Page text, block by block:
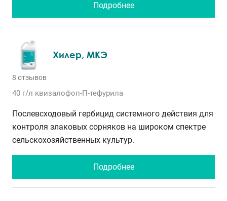
Подробнее
Хилер, МКЭ
8 отзывов
40 г/л квизалофоп-П-тефурила
Послевсходовый гербицид системного действия для
контроля злаковых сорняков на широком спектре
сельскохозяйственных культур.
Подробнее